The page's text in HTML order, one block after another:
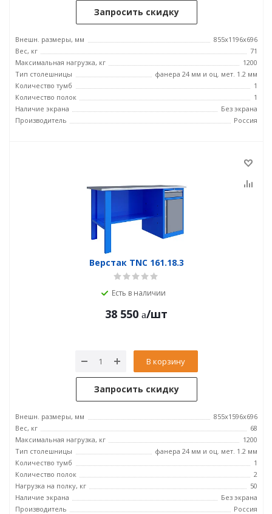
Запросить скидку
Внешн. размеры, мм
855x1196x696
Вес, кг
71
Максимальная нагрузка, кг
1200
Тип столешницы
фанера 24 мм и оц. мет. 1.2 мм
Количество тумб
1
Количество полок
1
Наличие экрана
Без экрана
Производитель
Россия
Верстак TNC 161.18.3
Есть в наличии
38 550 /шт
В корзину
Запросить скидку
Внешн. размеры, мм
855x1596x696
Вес, кг
68
Максимальная нагрузка, кг
1200
Тип столешницы
фанера 24 мм и оц. мет. 1.2 мм
Количество тумб
1
Количество полок
2
Нагрузка на полку, кг
50
Наличие экрана
Без экрана
Производитель
Россия